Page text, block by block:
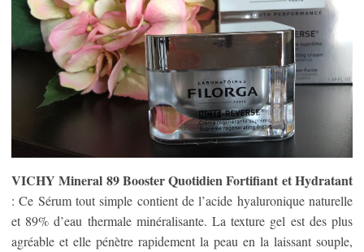
VICHY Mineral 89 Booster Quotidien Fortifiant et Hydratant
: Ce Sérum tout simple contient de l’acide hyaluronique naturelle
et 89% d’eau thermale minéralisante. La texture gel est des plus
agréable et elle pénètre rapidement la peau en la laissant souple,